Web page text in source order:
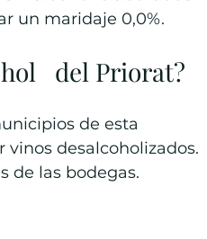
un maridaje 0,0%.
del Priorat?
de esta
desalcoholizados.
de las bodegas.